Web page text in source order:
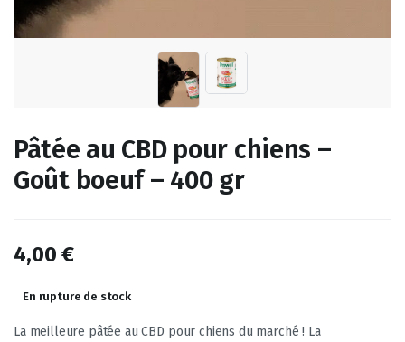
Pâtée au CBD pour chiens –
Goût boeuf – 400 gr
4,00€
En rupture de stock
La meilleure pâtée au CBD pour chiens du marché ! La